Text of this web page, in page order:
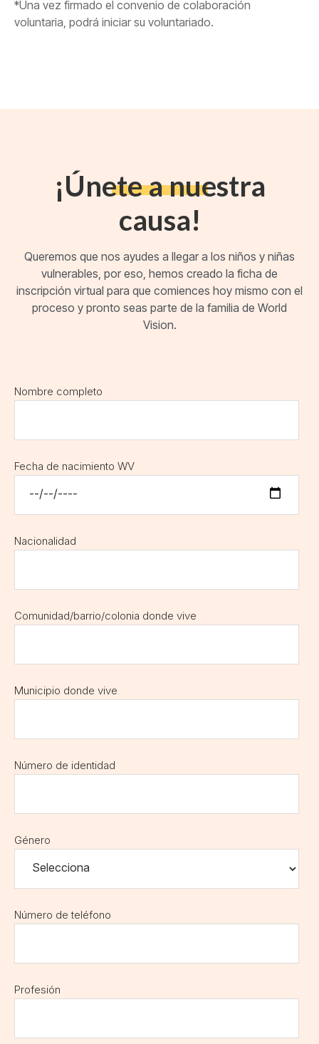
*Una vez firmado el convenio de colaboración
voluntaria, podrá iniciar su voluntariado.
¡Únete a nuestra
causa!
Queremos que nos ayudes a llegar a los niños y niñas
vulnerables, por eso, hemos creado la ficha de
inscripción virtual para que comiences hoy mismo con el
proceso y pronto seas parte de la familia de World
Vision.
Nombre completo
Fecha de nacimiento WV
Nacionalidad
Comunidad/barrio/colonia donde vive
Municipio donde vive
Número de identidad
Género
Número de teléfono
Profesión